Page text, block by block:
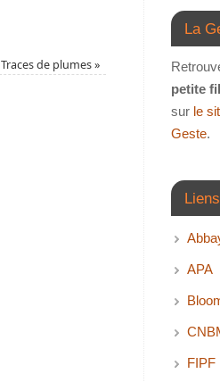
Traces de plumes»
La
petite
sur le
Geste.
Liens
APA
FIPF